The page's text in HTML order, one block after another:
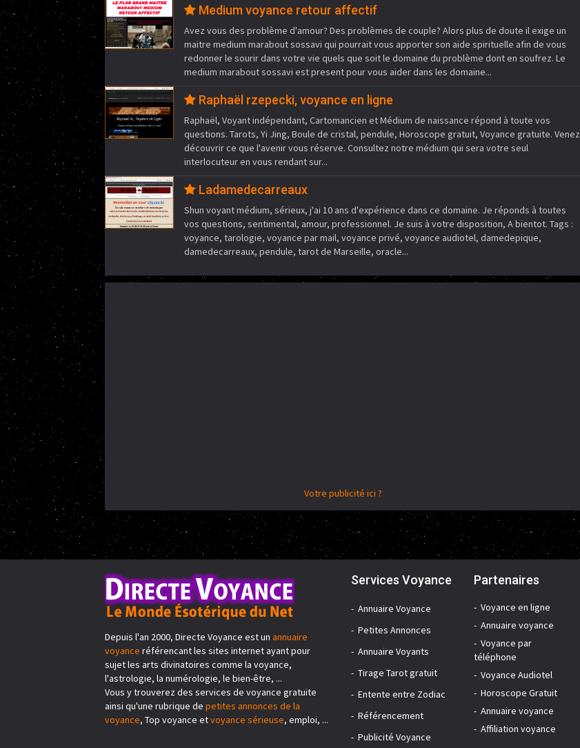
Medium voyance retour affectif
Avez vous des problème d'amour? Des problèmes de couple? Alors plus de doute il exige un
maitre medium marabout sossavi qui pourrait vous apporter son aide spirituelle afin de vous
redonner le sourir dans votre vie quels que soit le domaine du problème dont en soufrez. Le
medium marabout sossavi est present pour vous aider dans les domaine...
Raphaël rzepecki, voyance en ligne
Raphaël, Voyant indépendant, Cartomancien et Médium de naissance répond à toute vos
questions. Tarots, Yi Jing, Boule de cristal, pendule, Horoscope gratuit, Voyance gratuite. Venez
découvrir ce que l'avenir vous réserve. Consultez notre médium qui sera votre seul
interlocuteur en vous rendant sur...
Ladamedecarreaux
Shun voyant médium, sérieux, j'ai 10 ans d'expérience dans ce domaine. Je réponds à toutes
vos questions, sentimental, amour, professionnel. Je suis à votre disposition, A bientot. Tags :
voyance, tarologie, voyance par mail, voyance privé, voyance audiotel, damedepique,
damedecarreaux, pendule, tarot de Marseille, oracle...
Votre publicité ici ?
Depuis l'an 2000, Directe Voyance est un annuaire
voyance référencant les sites internet ayant pour
sujet les arts divinatoires comme la voyance,
l'astrologie, la numérologie, le bien-être, ...
Vous y trouverez des services de voyance gratuite
ainsi qu'une rubrique de petites annonces de la
voyance, Top voyance etvoyance sérieuse, emploi, ...
Services Voyance
Annuaire Voyance
Petites Annonces
Annuaire Voyants
Tirage Tarot gratuit
Entente entre Zodiac
Référencement
Publicité Voyance
Partenaires
Voyance en ligne
Annuaire voyance
Voyance par
téléphone
Voyance Audiotel
Horoscope Gratuit
Annuaire voyance
Affiliation voyance